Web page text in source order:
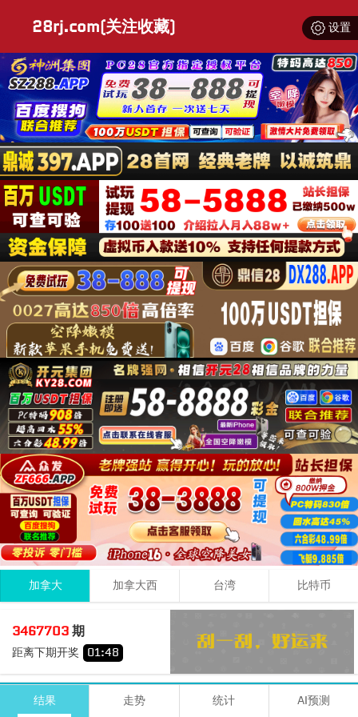
设置
28rj.com(关注收藏)
加拿大 加拿大西 台湾 比特币
3467703期
距离下期开奖 01:48
0 + 6 5 11
期号
号码
结果 走势 统计 AI预测